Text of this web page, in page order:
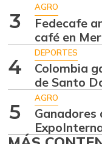
3
AGRO
Fedecafe
café en
4
DEPORTES
Colombia
de Santo
5
AGRO
Ganadores